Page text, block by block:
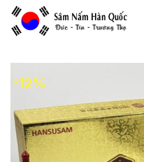
-12%